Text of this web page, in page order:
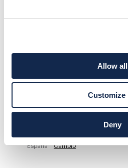
Allow all
Customize
Deny
ofertas exclusivas.
España Cambio